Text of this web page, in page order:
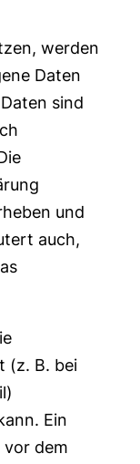
werden
Daten
sind
und
auch,
(z. B. bei
Ein
vor dem